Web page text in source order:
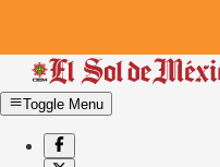
Toggle Menu